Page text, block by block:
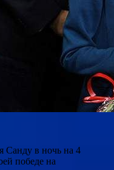
в ночь на 4
победе на